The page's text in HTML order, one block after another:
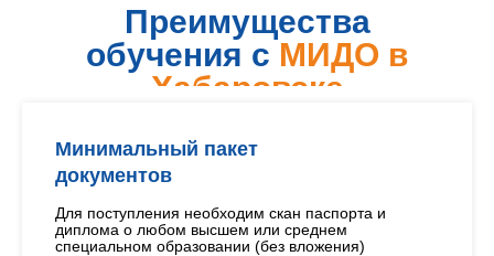
Преимущества
обучения с МИДО в
Хабаровске
Минимальный пакет
документов
Для поступления необходим скан паспорта и
диплома о любом высшем или среднем
специальном образовании (без вложения)